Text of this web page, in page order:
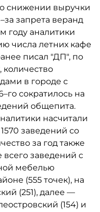
снижении выручки
запрета веранд
году аналитики
числа летних кафе
писал "ДП", по
в городе с
сократилось на
общепита.
насчитали
заведений со
за год также
всего заведений с
мебелью
(555 точек), на
(251), далее —
(154) и